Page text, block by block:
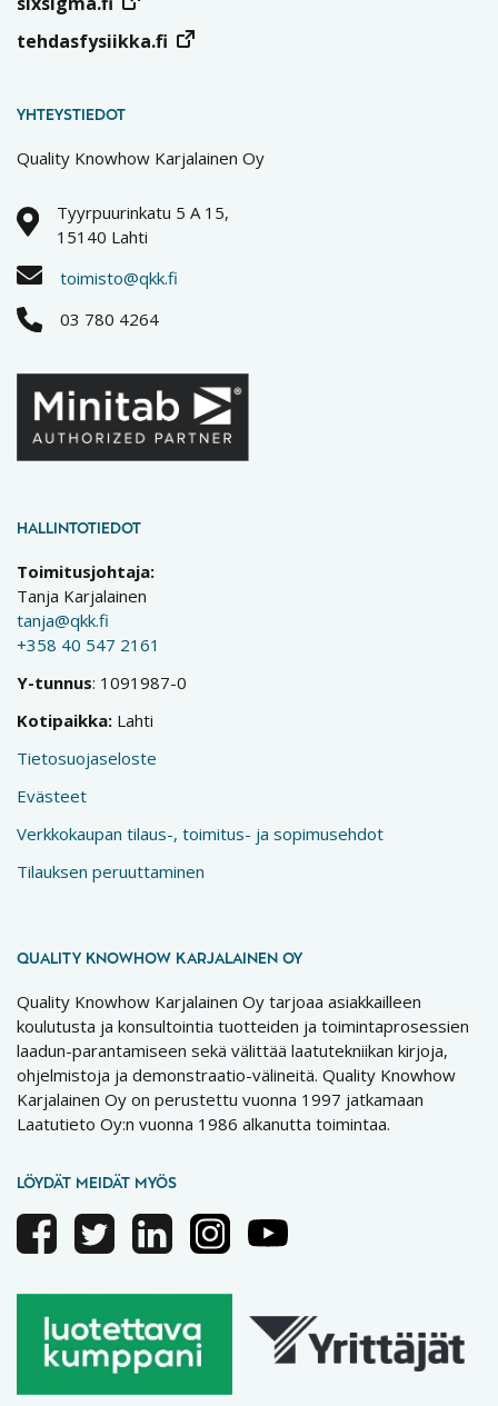
tehdasfysiikka.fi
YHTEYSTIEDOT
Quality Knowhow Karjalainen Oy
Tyyrpuurinkatu 5 A 15,
15140 Lahti
toimisto@qkk.fi
03 780 4264
HALLINTOTIEDOT
Toimitusjohtaja:
Tanja Karjalainen
tanja@qkk.fi
+358 40 547 2161
Y-tunnus: 1091987-0
Kotipaikka: Lahti
Tietosuojaseloste
Evästeet
Verkkokaupan tilaus-, toimitus- ja sopimusehdot
Tilauksen peruuttaminen
QUALITY KNOWHOW KARJALAINEN OY
Quality Knowhow Karjalainen Oy tarjoaa asiakkailleen
koulutusta ja konsultointia tuotteiden ja toimintaprosessien
laadun-parantamiseen sekä välittää laatutekniikan kirjoja,
ohjelmistoja ja demonstraatio-välineitä. Quality Knowhow
Karjalainen Oy on perustettu vuonna 1997 jatkamaan
Laatutieto Oy:n vuonna 1986 alkanutta toimintaa.
LÖYDÄT MEIDÄT MYÖS
FacebookTwitterLinkedinInstagramYoutube